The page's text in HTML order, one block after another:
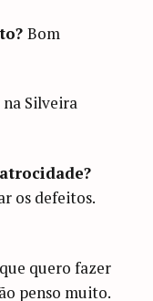
Bom
Silveira
os defeitos.
quero fazer
penso muito.